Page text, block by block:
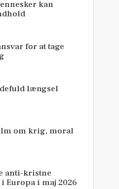
kan
for at tage
længsel
om krig, moral
anti-kristne
Europa i maj 2026